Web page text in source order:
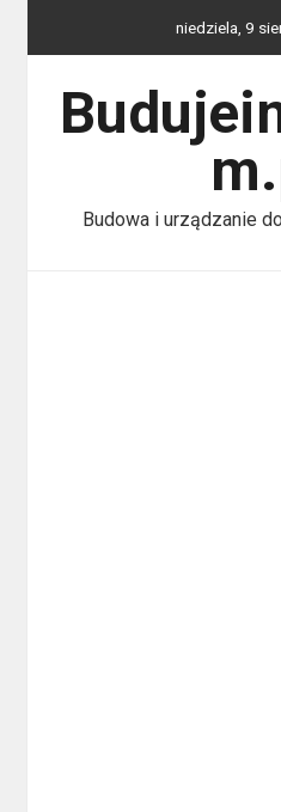
niedziela, 9
Budowa i urządzanie